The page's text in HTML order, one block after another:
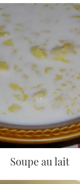
Soupe au lait